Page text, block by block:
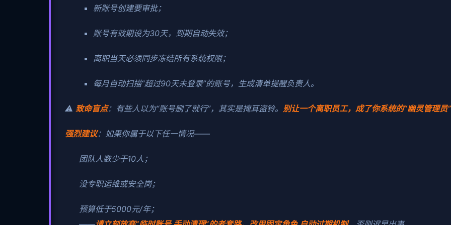
新账号创建要审批；
账号有效期设为30天，到期自动失效；
离职当天必须同步冻结所有系统权限；
每月自动扫描“超过90天未登录”的账号，生成清单提醒负责人。
⚠️ 致命盲点：有些人以为“账号删了就行”，其实是掩耳盗铃。 别让一个离职员工，成了你系统的“幽灵管理员
强烈建议：如果你属于以下任一情况——
团队人数少于10人；
没专职运维或安全岗；
预算低于5000元/年；